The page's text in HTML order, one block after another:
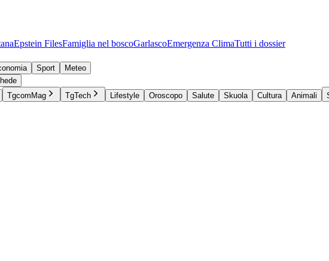
Epstein FilesFamiglia nel boscoGarlascoEmergenza ClimaTutti i dossier
Sport
Meteo
TgcomMag TgTech Lifestyle Oroscopo Salute Skuola Cultura Animali